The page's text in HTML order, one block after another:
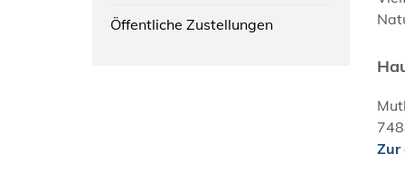
Öffentliche Zustellungen
Zur